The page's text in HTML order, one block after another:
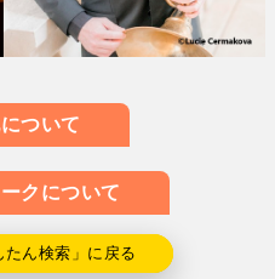
ついて
クについて
ん検索」に戻る